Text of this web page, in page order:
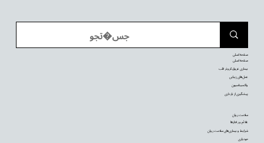
سلامت روان
علائم و رفتارها
شرایط و بیماری‌های سلامت روان
خودیاری
صفحه اصلی
صفحه اصلی
بیماری عروق کرونر قلب
عمل‌های زیبایی
واکسیناسیون
پیشگیری از بارداری